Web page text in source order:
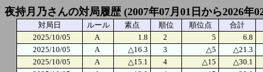
夜持月乃さんの対局履歴 (2007年07月01日から2026年
対局日 ルール 素点 順位 順位点
合計
2025/10/05
A 1.8 2 5
6.8
2025/10/05
A △16.3 3 △5
△21.3
2025/10/05
A △15.1 4 △15
△30.1